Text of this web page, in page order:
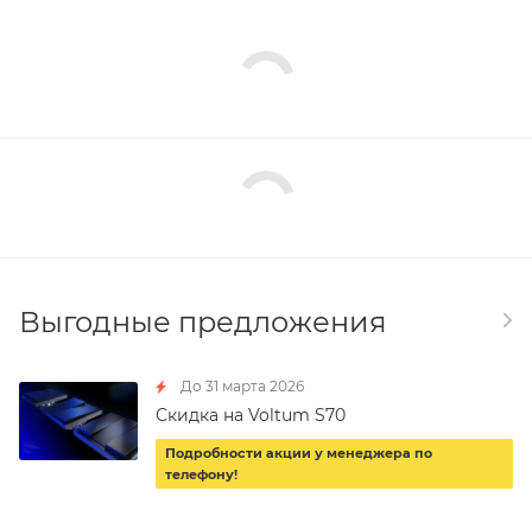
Выгодные предложения
До 31 марта 2026
Скидка на Voltum S70
Подробности акции у менеджера по
телефону!